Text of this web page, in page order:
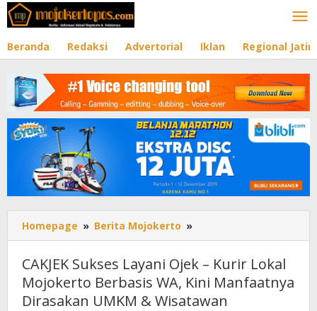
Lewati
ke
Beranda Redaksi Advertorial Iklan Regional Jatim
Homepage » Berita Mojokerto »
Sukses
Ojek
-
Kurir
CAKJEK Sukses Layani Ojek – Kurir Lokal
Mojokerto Berbasis WA, Kini Manfaatnya
Dirasakan UMKM & Wisatawan